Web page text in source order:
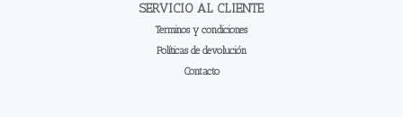
SERVICIO AL CLIENTE
Terminos y condiciones
Políticas de devolución
Contacto